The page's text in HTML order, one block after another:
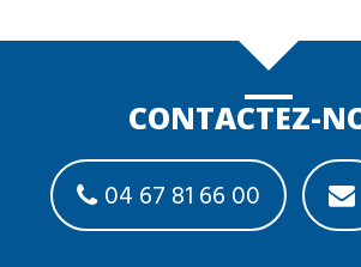
CONTACTEZ-
04 67 81 66 00